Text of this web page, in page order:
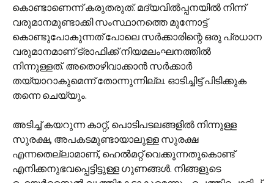
കൊണ്ടാണെന്ന് കരുതരുത്. മദ്യവിൽപ്പനയിൽ നിന്ന്
വരുമാനമുണ്ടാക്കി സംസ്ഥാനത്തെ മുന്നോട്ട്
കൊണ്ടുപോകുന്നത് പോലെ സർക്കാരിന്റെ ഒരു പ്രധാന
വരുമാനമാണ് ട്രാഫിക്ക് നിയമലംഘനത്തിൽ
നിന്നുള്ളത്. അതൊഴിവാക്കാൻ സർക്കാർ
തയ്യാറാകുമെന്ന് തോന്നുന്നില്ല. ഓടിച്ചിട്ട് പിടിക്കുക
തന്നെ ചെയ്യും.
അടിച്ച് കയറുന്ന കാറ്റ്, പൊടിപടലങ്ങളിൽ നിന്നുള്ള
സുരക്ഷ, അപകടമുണ്ടായാലുള്ള സുരക്ഷ
എന്നതെല്ലാമാണ്, ഹെൽമറ്റ് വെക്കുന്നതുകൊണ്ട്
എനിക്കനുഭവപ്പെട്ടിട്ടുള്ള ഗുണങ്ങൾ. നിങ്ങളുടെ